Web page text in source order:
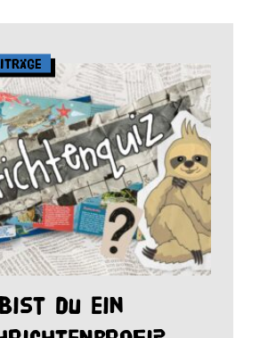
du ein